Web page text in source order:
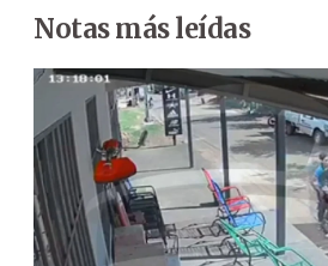
Notas más leídas